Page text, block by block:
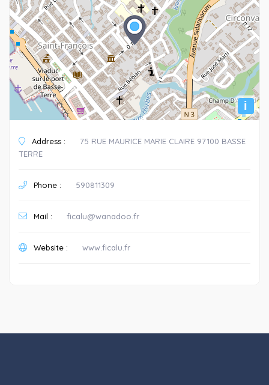
i
Address :
75 RUE MAURICE MARIE CLAIRE 97100 BASSE
TERRE
Phone : 590811309
Mail : ficalu@wanadoo.fr
Website : www.ficalu.fr